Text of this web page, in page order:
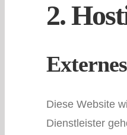
2.
Diese Website
Dienstleister